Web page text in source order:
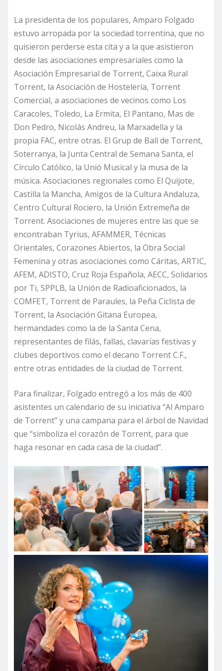
La presidenta de los populares, Amparo Folgado
estuvo arropada por la sociedad torrentina, que no
quisieron perderse esta cita y a la que asistieron
desde las asociaciones empresariales como la
Asociación Empresarial de Torrent, Caixa Rural
Torrent, la Asociación de Hostelería, Torrent
Comercial, a asociaciones de vecinos como Los
Caracoles, Toledo, La Ermita, El Pantano, Mas de
Don Pedro, Nicolás Andreu, la Marxadella y la
propia FAC, entre otras. El Grup de Ball de Torrent,
Soterranya, la Junta Central de Semana Santa, el
Círculo Católico, la Unió Musical y la musa de la
música. Asociaciones regionales como El Quijote,
Castilla la Mancha, Amigos de la Cultura Andaluza,
Centro Cultural Rociero, la Unión Extremeña de
Torrent. Asociaciones de mujeres entre las que se
encontraban Tyrius, AFAMMER, Técnicas
Orientales, Corazones Abiertos, la Obra Social
Femenina y otras asociaciones como Cáritas, ARTIC,
AFEM, ADISTO, Cruz Roja Española, AECC, Solidarios
por Ti, SPPLB, la Unión de Radioaficionados, la
COMFET, Torrent de Paraules, la Peña Ciclista de
Torrent, la Asociación Gitana Europea,
hermandades como la de la Santa Cena,
representantes de filás, fallas, clavarías festivas y
clubes deportivos como el decano Torrent C.F.,
entre otras entidades de la ciudad de Torrent.
Para finalizar, Folgado entregó a los más de 400
asistentes un calendario de su iniciativa “Al Amparo
de Torrent” y una campana para el árbol de Navidad
que “simboliza el corazón de Torrent, para que
haga resonar en cada casa de la ciudad”.